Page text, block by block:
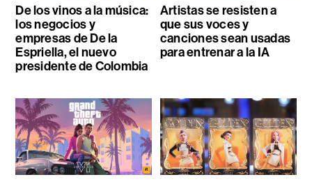
De los vinos a la música:
los negocios y
empresas de De la
Espriella, el nuevo
presidente de Colombia
Artistas se resisten a
que sus voces y
canciones sean usadas
para entrenar a la IA